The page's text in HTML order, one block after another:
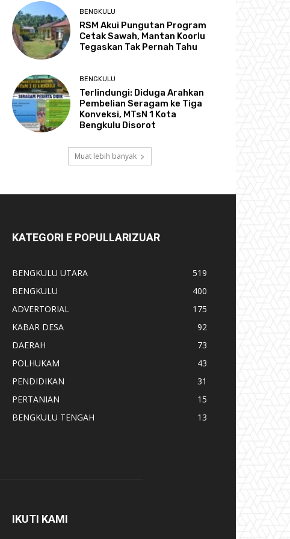
BENGKULU
RSM Akui Pungutan Program
Cetak Sawah, Mantan Koorlu
Tegaskan Tak Pernah Tahu
BENGKULU
Terlindungi: Diduga Arahkan
Pembelian Seragam ke Tiga
Konveksi, MTsN 1 Kota
Bengkulu Disorot
Muat lebih banyak
KATEGORI E POPULLARIZUAR
BENGKULU UTARA
519
BENGKULU
400
ADVERTORIAL
175
KABAR DESA
92
DAERAH
73
POLHUKAM
43
PENDIDIKAN
31
PERTANIAN
15
BENGKULU TENGAH
13
IKUTI KAMI